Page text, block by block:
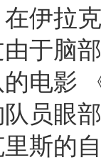
伊拉
于脑
电影
员眼
斯的